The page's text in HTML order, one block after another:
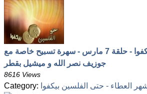
حتى الفلسين بيكفوا - حلقة 7 مارس - سهرة تسبيح خاصة مع
جوزيف نصر الله و ميشيل بقطر
8616 Views
Category: العطاء - حتى الفلسين بيكفوا